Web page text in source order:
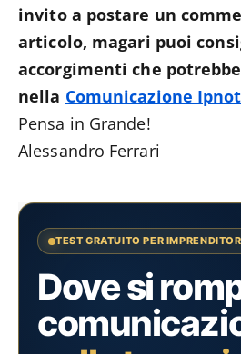
invito a postare un
articolo, magari puoi
accorgimenti che
nella Comunicazione
Pensa in Grande!
Alessandro Ferrari
TEST GRATUITO PER
Dove si